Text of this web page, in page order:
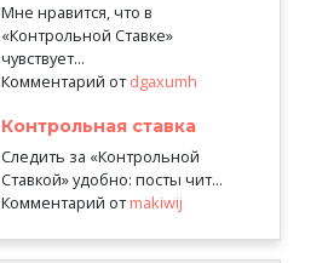
Мне нравится, что в
«Контрольной Ставке»
чувствует...
Комментарий отdgaxumh
Контрольная ставка
Следить за «Контрольной
Ставкой» удобно: посты чит...
Комментарий отmakiwij